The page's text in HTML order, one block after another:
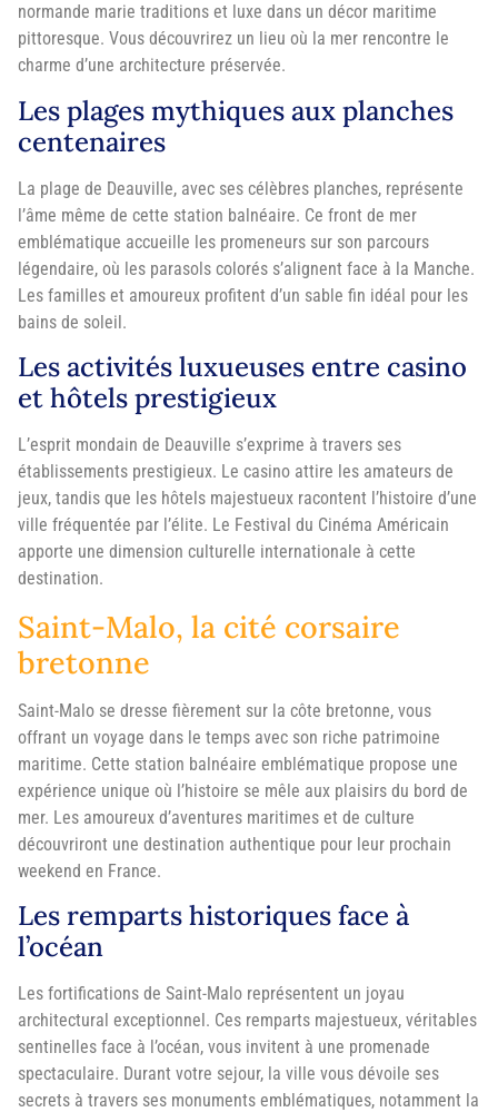
normande marie traditions et luxe dans un décor maritime
pittoresque. Vous découvrirez un lieu où la mer rencontre le
charme d’une architecture préservée.
Les plages mythiques aux planches
centenaires
La plage de Deauville, avec ses célèbres planches, représente
l’âme même de cette station balnéaire. Ce front de mer
emblématique accueille les promeneurs sur son parcours
légendaire, où les parasols colorés s’alignent face à la Manche.
Les familles et amoureux profitent d’un sable fin idéal pour les
bains de soleil.
Les activités luxueuses entre casino
et hôtels prestigieux
L’esprit mondain de Deauville s’exprime à travers ses
établissements prestigieux. Le casino attire les amateurs de
jeux, tandis que les hôtels majestueux racontent l’histoire d’une
ville fréquentée par l’élite. Le Festival du Cinéma Américain
apporte une dimension culturelle internationale à cette
destination.
Saint-Malo, la cité corsaire
bretonne
Saint-Malo se dresse fièrement sur la côte bretonne, vous
offrant un voyage dans le temps avec son riche patrimoine
maritime. Cette station balnéaire emblématique propose une
expérience unique où l’histoire se mêle aux plaisirs du bord de
mer. Les amoureux d’aventures maritimes et de culture
découvriront une destination authentique pour leur prochain
weekend en France.
Les remparts historiques face à
l’océan
Les fortifications de Saint-Malo représentent un joyau
architectural exceptionnel. Ces remparts majestueux, véritables
sentinelles face à l’océan, vous invitent à une promenade
spectaculaire. Durant votre sejour, la ville vous dévoile ses
secrets à travers ses monuments emblématiques, notamment la